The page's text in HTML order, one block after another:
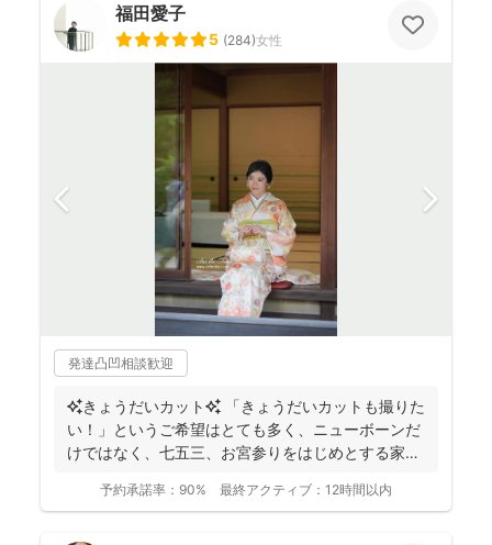
福田愛子
5 (284)女性
発達凸凹相談歓迎
✨きょうだいカット✨ 「きょうだいカットも撮りた
い！」というご希望はとても多く、ニューボーンだ
けではなく、七五三、お宮参りをはじめとする家族
予約承諾率： 90% 最終アクティブ： 12時間以内